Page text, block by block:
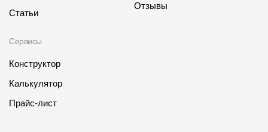
Статьи
Сервисы
Конструктор
Калькулятор
Прайс-лист
Отзывы